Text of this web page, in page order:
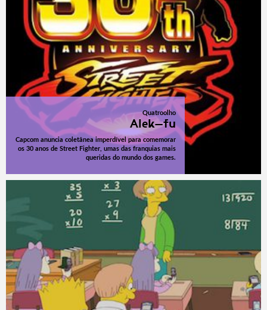
Quatroolho
Alek-fu
Capcom anuncia coletânea imperdível para comemorar
os 30 anos de Street Fighter, umas das franquias mais
queridas do mundo dos games.